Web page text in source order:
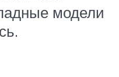
модели